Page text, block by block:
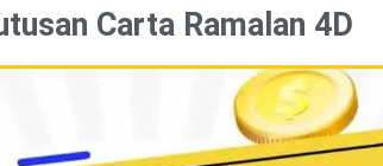
Carta Ramalan 4D